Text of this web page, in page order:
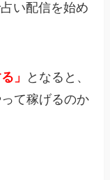
い配信を始め
」
となると、
て稼げるのか